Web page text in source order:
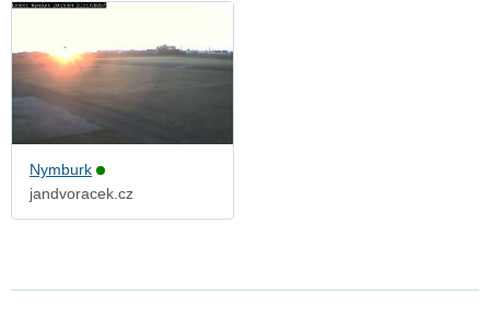
Nymburk
jandvoracek.cz